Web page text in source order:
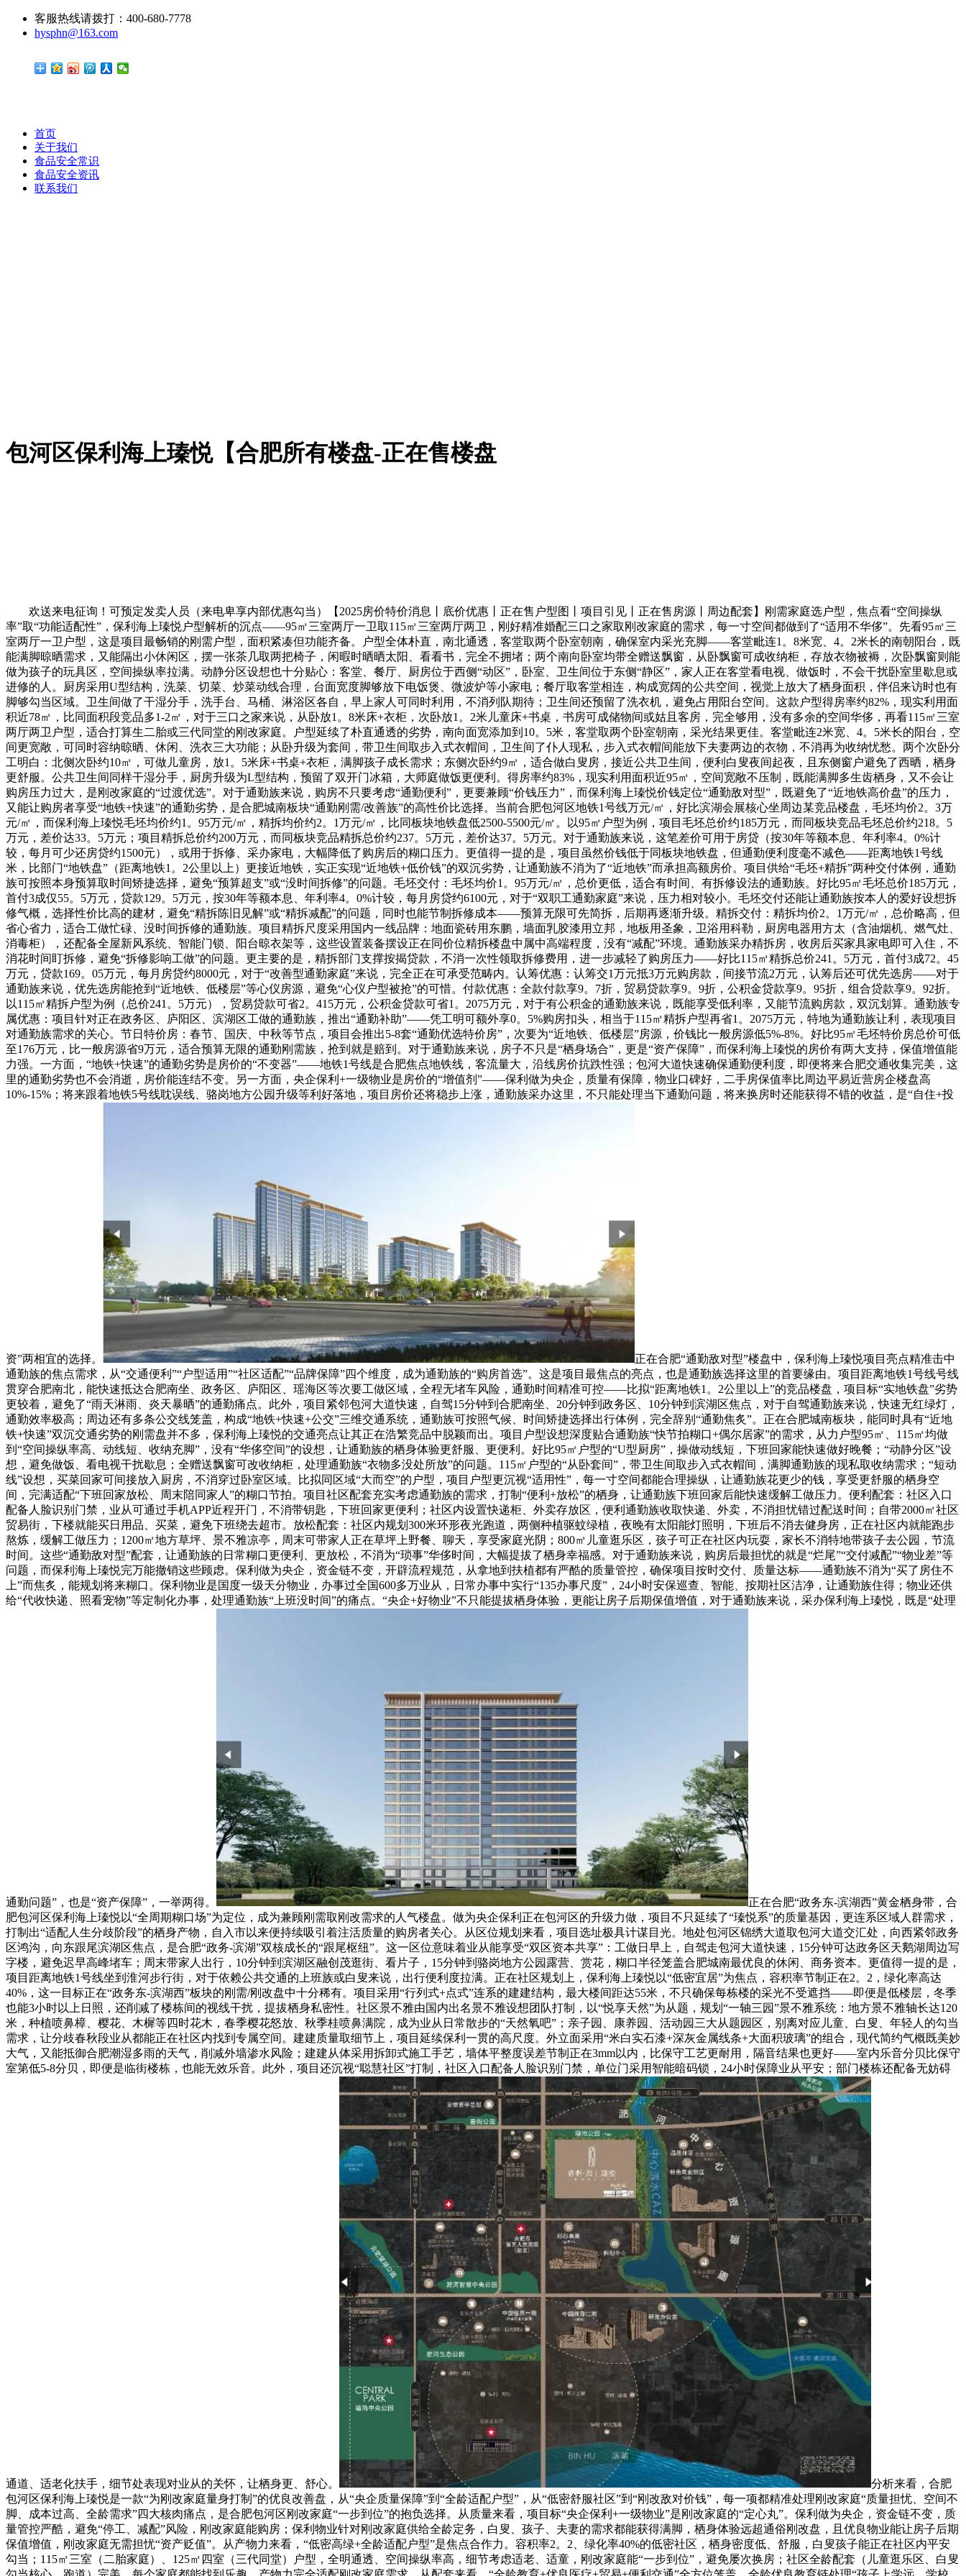
客服热线请拨打：400-680-7778
hysphn@163.com
首页
关于我们
食品安全常识
食品安全资讯
联系我们
包河区保利海上瑧悦【合肥所有楼盘-正在售楼盘
欢送来电征询！可预定发卖人员（来电卑享内部优惠勾当）【2025房价特价消息丨底价优惠丨正在售户型图丨项目引见丨正在售房源丨周边配套】刚需家庭选户型，焦点看“空间操纵
率”取“功能适配性”，保利海上瑧悦户型解析的沉点——95㎡三室两厅一卫取115㎡三室两厅两卫，刚好精准婚配三口之家取刚改家庭的需求，每一寸空间都做到了“适用不华侈”。先看95㎡三
室两厅一卫户型，这是项目最畅销的刚需户型，面积紧凑但功能齐备。户型全体朴直，南北通透，客堂取两个卧室朝南，确保室内采光充脚——客堂毗连1。8米宽、4。2米长的南朝阳台，既
能满脚晾晒需求，又能隔出小休闲区，摆一张茶几取两把椅子，闲暇时晒晒太阳、看看书，完全不拥堵；两个南向卧室均带全赠送飘窗，从卧飘窗可成收纳柜，存放衣物被褥，次卧飘窗则能
做为孩子的玩具区，空间操纵率拉满。动静分区设想也十分贴心：客堂、餐厅、厨房位于西侧“动区”，卧室、卫生间位于东侧“静区”，家人正在客堂看电视、做饭时，不会干扰卧室里歇息或
进修的人。厨房采用U型结构，洗菜、切菜、炒菜动线合理，台面宽度脚够放下电饭煲、微波炉等小家电；餐厅取客堂相连，构成宽阔的公共空间，视觉上放大了栖身面积，伴侣来访时也有
脚够勾当区域。卫生间做了干湿分手，洗手台、马桶、淋浴区各自，早上家人可同时利用，不消列队期待；卫生间还预留了洗衣机，避免占用阳台空间。这款户型得房率约82%，现实利用面
积近78㎡，比同面积段竞品多1-2㎡，对于三口之家来说，从卧放1。8米床+衣柜，次卧放1。2米儿童床+书桌，书房可成储物间或姑且客房，完全够用，没有多余的空间华侈，再看115㎡三室
两厅两卫户型，适合打算生二胎或三代同堂的刚改家庭。户型延续了朴直通透的劣势，南向面宽添加到10。5米，客堂取两个卧室朝南，采光结果更佳。客堂毗连2米宽、4。5米长的阳台，空
间更宽敞，可同时容纳晾晒、休闲、洗衣三大功能；从卧升级为套间，带卫生间取步入式衣帽间，卫生间了仆人现私，步入式衣帽间能放下夫妻两边的衣物，不消再为收纳忧愁。两个次卧分
工明白：北侧次卧约10㎡，可做儿童房，放1。5米床+书桌+衣柜，满脚孩子成长需求；东侧次卧约9㎡，适合做白叟房，接近公共卫生间，便利白叟夜间起夜，且东侧窗户避免了西晒，栖身
更舒服。公共卫生间同样干湿分手，厨房升级为L型结构，预留了双开门冰箱，大师庭做饭更便利。得房率约83%，现实利用面积近95㎡，空间宽敞不压制，既能满脚多生齿栖身，又不会让
购房压力过大，是刚改家庭的“过渡优选”。对于通勤族来说，购房不只要考虑“通勤便利”，更要兼顾“价钱压力”，而保利海上瑧悦价钱定位“通勤敌对型”，既避免了“近地铁高价盘”的压力，
又能让购房者享受“地铁+快速”的通勤劣势，是合肥城南板块“通勤刚需/改善族”的高性价比选择。当前合肥包河区地铁1号线万元/㎡，好比滨湖会展核心坐周边某竞品楼盘，毛坯均价2。3万
元/㎡，而保利海上瑧悦毛坯均价约1。95万元/㎡，精拆均价约2。1万元/㎡，比同板块地铁盘低2500-5500元/㎡。以95㎡户型为例，项目毛坯总价约185万元，而同板块竞品毛坯总价约218。5
万元，差价达33。5万元；项目精拆总价约200万元，而同板块竞品精拆总价约237。5万元，差价达37。5万元。对于通勤族来说，这笔差价可用于房贷（按30年等额本息、年利率4。0%计
较，每月可少还房贷约1500元），或用于拆修、采办家电，大幅降低了购房后的糊口压力。更值得一提的是，项目虽然价钱低于同板块地铁盘，但通勤便利度毫不减色——距离地铁1号线
米，比部门“地铁盘”（距离地铁1。2公里以上）更接近地铁，实正实现“近地铁+低价钱”的双沉劣势，让通勤族不消为了“近地铁”而承担高额房价。项目供给“毛坯+精拆”两种交付体例，通勤
族可按照本身预算取时间矫捷选择，避免“预算超支”或“没时间拆修”的问题。毛坯交付：毛坯均价1。95万元/㎡，总价更低，适合有时间、有拆修设法的通勤族。好比95㎡毛坯总价185万元，
首付3成仅55。5万元，贷款129。5万元，按30年等额本息、年利率4。0%计较，每月房贷约6100元，对于“双职工通勤家庭”来说，压力相对较小。毛坯交付还能让通勤族按本人的爱好设想拆
修气概，选择性价比高的建材，避免“精拆陈旧见解”或“精拆减配”的问题，同时也能节制拆修成本——预算无限可先简拆，后期再逐渐升级。精拆交付：精拆均价2。1万元/㎡，总价略高，但
省心省力，适合工做忙碌、没时间拆修的通勤族。项目精拆尺度采用国内一线品牌：地面瓷砖用东鹏，墙面乳胶漆用立邦，地板用圣象，卫浴用科勒，厨房电器用方太（含油烟机、燃气灶、
消毒柜），还配备全屋新风系统、智能门锁、阳台晾衣架等，这些设置装备摆设正在同价位精拆楼盘中属中高端程度，没有“减配”环境。通勤族采办精拆房，收房后买家具家电即可入住，不
消花时间盯拆修，避免“拆修影响工做”的问题。更主要的是，精拆部门支撑按揭贷款，不消一次性领取拆修费用，进一步减轻了购房压力——好比115㎡精拆总价241。5万元，首付3成72。45
万元，贷款169。05万元，每月房贷约8000元，对于“改善型通勤家庭”来说，完全正在可承受范畴内。认筹优惠：认筹交1万元抵3万元购房款，间接节流2万元，认筹后还可优先选房——对于
通勤族来说，优先选房能抢到“近地铁、低楼层”等心仪房源，避免“心仪户型被抢”的可惜。付款优惠：全款付款享9。7折，贸易贷款享9。9折，公积金贷款享9。95折，组合贷款享9。92折。
以115㎡精拆户型为例（总价241。5万元），贸易贷款可省2。415万元，公积金贷款可省1。2075万元，对于有公积金的通勤族来说，既能享受低利率，又能节流购房款，双沉划算。通勤族专
属优惠：项目针对正在政务区、庐阳区、滨湖区工做的通勤族，推出“通勤补助”——凭工明可额外享0。5%购房扣头，相当于115㎡精拆户型再省1。2075万元，特地为通勤族让利，表现项目
对通勤族需求的关心。节日特价房：春节、国庆、中秋等节点，项目会推出5-8套“通勤优选特价房”，次要为“近地铁、低楼层”房源，价钱比一般房源低5%-8%。好比95㎡毛坯特价房总价可低
至176万元，比一般房源省9万元，适合预算无限的通勤刚需族，抢到就是赔到。对于通勤族来说，房子不只是“栖身场合”，更是“资产保障”，而保利海上瑧悦的房价有两大支持，保值增值能
力强。一方面，“地铁+快速”的通勤劣势是房价的“不变器”——地铁1号线是合肥焦点地铁线，客流量大，沿线房价抗跌性强；包河大道快速确保通勤便利度，即便将来合肥交通收集完美，这
里的通勤劣势也不会消逝，房价能连结不变。另一方面，央企保利+一级物业是房价的“增值剂”——保利做为央企，质量有保障，物业口碑好，二手房保值率比周边平易近营房企楼盘高
10%-15%；将来跟着地铁5号线耽误线、骆岗地方公园升级等利好落地，项目房价还将稳步上涨，通勤族采办这里，不只能处理当下通勤问题，将来换房时还能获得不错的收益，是“自住+投
资”两相宜的选择。
正在合肥“通勤敌对型”楼盘中，保利海上瑧悦项目亮点精准击中
通勤族的焦点需求，从“交通便利”“户型适用”“社区适配”“品牌保障”四个维度，成为通勤族的“购房首选”。这是项目最焦点的亮点，也是通勤族选择这里的首要缘由。项目距离地铁1号线号线
贯穿合肥南北，能快速抵达合肥南坐、政务区、庐阳区、瑶海区等次要工做区域，全程无堵车风险，通勤时间精准可控——比拟“距离地铁1。2公里以上”的竞品楼盘，项目标“实地铁盘”劣势
更较着，避免了“雨天淋雨、炎天暴晒”的通勤痛点。此外，项目紧邻包河大道快速，自驾15分钟到合肥南坐、20分钟到政务区、10分钟到滨湖区焦点，对于自驾通勤族来说，快速无红绿灯，
通勤效率极高；周边还有多条公交线笼盖，构成“地铁+快速+公交”三维交通系统，通勤族可按照气候、时间矫捷选择出行体例，完全辞别“通勤焦炙”。正在合肥城南板块，能同时具有“近地
铁+快速”双沉交通劣势的刚需盘并不多，保利海上瑧悦的交通亮点让其正在浩繁竞品中脱颖而出。项目户型设想深度贴合通勤族“快节拍糊口+偶尔居家”的需求，从力户型95㎡、115㎡均做
到“空间操纵率高、动线短、收纳充脚”，没有“华侈空间”的设想，让通勤族的栖身体验更舒服、更便利。好比95㎡户型的“U型厨房”，操做动线短，下班回家能快速做好晚餐；“动静分区”设
想，避免做饭、看电视干扰歇息；全赠送飘窗可改收纳柜，处理通勤族“衣物多没处所放”的问题。115㎡户型的“从卧套间”，带卫生间取步入式衣帽间，满脚通勤族的现私取收纳需求；“短动
线”设想，买菜回家可间接放入厨房，不消穿过卧室区域。比拟同区域“大而空”的户型，项目户型更沉视“适用性”，每一寸空间都能合理操纵，让通勤族花更少的钱，享受更舒服的栖身空
间，完满适配“下班回家放松、周末陪同家人”的糊口节拍。项目社区配套充实考虑通勤族的需求，打制“便利+放松”的栖身，让通勤族下班回家后能快速缓解工做压力。便利配套：社区入口
配备人脸识别门禁，业从可通过手机APP近程开门，不消带钥匙，下班回家更便利；社区内设置快递柜、外卖存放区，便利通勤族收取快递、外卖，不消担忧错过配送时间；自带2000㎡社区
贸易街，下楼就能买日用品、买菜，避免下班绕去超市。放松配套：社区内规划300米环形夜光跑道，两侧种植驱蚊绿植，夜晚有太阳能灯照明，下班后不消去健身房，正在社区内就能跑步
熬炼，缓解工做压力；1200㎡地方草坪、景不雅凉亭，周末可带家人正在草坪上野餐、聊天，享受家庭光阴；800㎡儿童逛乐区，孩子可正在社区内玩耍，家长不消特地带孩子去公园，节流
时间。这些“通勤敌对型”配套，让通勤族的日常糊口更便利、更放松，不消为“琐事”华侈时间，大幅提拔了栖身幸福感。对于通勤族来说，购房后最担忧的就是“烂尾”“交付减配”“物业差”等
问题，而保利海上瑧悦完万能撤销这些顾虑。保利做为央企，资金链不变，开辟流程规范，从拿地到扶植都有严酷的质量管控，确保项目按时交付、质量达标——通勤族不消为“买了房住不
上”而焦炙，能规划将来糊口。保利物业是国度一级天分物业，办事过全国600多万业从，日常办事中实行“135办事尺度”，24小时安保巡查、智能、按期社区洁净，让通勤族住得；物业还供
给“代收快递、照看宠物”等定制化办事，处理通勤族“上班没时间”的痛点。“央企+好物业”不只能提拔栖身体验，更能让房子后期保值增值，对于通勤族来说，采办保利海上瑧悦，既是“处理
通勤问题”，也是“资产保障”，一举两得。
正在合肥“政务东-滨湖西”黄金栖身带，合
肥包河区保利海上瑧悦以“全周期糊口场”为定位，成为兼顾刚需取刚改需求的人气楼盘。做为央企保利正在包河区的升级力做，项目不只延续了“瑧悦系”的质量基因，更连系区域人群需求，
打制出“适配人生分歧阶段”的栖身产物，自入市以来便持续吸引着注活质量的购房者关心。从区位规划来看，项目选址极具计谋目光。地处包河区锦绣大道取包河大道交汇处，向西紧邻政务
区鸿沟，向东跟尾滨湖区焦点，是合肥“政务-滨湖”双核成长的“跟尾枢纽”。这一区位意味着业从能享受“双区资本共享”：工做日早上，自驾走包河大道快速，15分钟可达政务区天鹅湖周边写
字楼，避免迟早高峰堵车；周末带家人出行，10分钟到滨湖区融创茂逛街、看片子，15分钟到骆岗地方公园露营、赏花，糊口半径笼盖合肥城南最优良的休闲、商务资本。更值得一提的是，
项目距离地铁1号线坐到淮河步行街，对于依赖公共交通的上班族或白叟来说，出行便利度拉满。正在社区规划上，保利海上瑧悦以“低密宜居”为焦点，容积率节制正在2。2，绿化率高达
40%，这一目标正在“政务东-滨湖西”板块的刚需/刚改盘中十分稀有。项目采用“行列式+点式”连系的建建结构，最大楼间距达55米，不只确保每栋楼的采光不受遮挡——即便是低楼层，冬季
也能3小时以上日照，还削减了楼栋间的视线干扰，提拔栖身私密性。社区景不雅由国内出名景不雅设想团队打制，以“悦享天然”为从题，规划“一轴三园”景不雅系统：地方景不雅轴长达120
米，种植喷鼻樟、樱花、木樨等四时花木，春季樱花怒放、秋季桂喷鼻满院，成为业从日常散步的“天然氧吧”；亲子园、康养园、活动园三大从题园区，别离对应儿童、白叟、年轻人的勾当
需求，让分歧春秋段业从都能正在社区内找到专属空间。建建质量取细节上，项目延续保利一贯的高尺度。外立面采用“米白实石漆+深灰金属线条+大面积玻璃”的组合，现代简约气概既美妙
大气，又能抵御合肥潮湿多雨的天气，削减外墙渗水风险；建建从体采用拆卸式施工手艺，墙体平整度误差节制正在3mm以内，比保守工艺更耐用，隔音结果也更好——室内乐音分贝比保守
室第低5-8分贝，即便是临街楼栋，也能无效乐音。此外，项目还沉视“聪慧社区”打制，社区入口配备人脸识别门禁，单位门采用智能暗码锁，24小时保障业从平安；部门楼栋还配备无妨碍
通道、适老化扶手，细节处表现对业从的关怀，让栖身更、舒心。
分析来看，合肥
包河区保利海上瑧悦是一款“为刚改家庭量身打制”的优良改善盘，从“央企质量保障”到“全龄适配户型”，从“低密舒服社区”到“刚改敌对价钱”，每一项都精准处理刚改家庭“质量担忧、空间不
脚、成本过高、全龄需求”四大核肉痛点，是合肥包河区刚改家庭“一步到位”的抱负选择。从质量来看，项目标“央企保利+一级物业”是刚改家庭的“定心丸”。保利做为央企，资金链不变，质
量管控严酷，避免“停工、减配”风险，刚改家庭能购房；保利物业针对刚改家庭供给全龄定务，白叟、孩子、夫妻的需求都能获得满脚，栖身体验远超通俗刚改盘，且优良物业能让房子后期
保值增值，刚改家庭无需担忧“资产贬值”。从产物力来看，“低密高绿+全龄适配户型”是焦点合作力。容积率2。2、绿化率40%的低密社区，栖身密度低、舒服，白叟孩子能正在社区内平安
勾当；115㎡三室（二胎家庭）、125㎡四室（三代同堂）户型，全明通透、空间操纵率高，细节考虑适老、适童，刚改家庭能“一步到位”，避免屡次换房；社区全龄配套（儿童逛乐区、白叟